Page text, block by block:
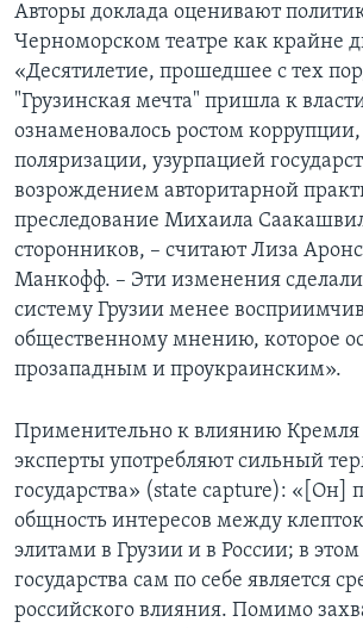
Авторы доклада оценивают
Черноморском театре как крайне
«Десятилетие, прошедшее с тех
"Грузинская мечта" пришла к
ознаменовалось ростом
поляризации, узурпацией
возрождением авторитарной
преследование Михаила
сторонников, – считают Лиза
Манкофф. – Эти изменения
систему Грузии менее
общественному мнению, которое
прозападным и проукраинским».
Применительно к влиянию Кремля
эксперты употребляют сильный
государства» (state capture): «[Он]
общность интересов между
элитами в Грузии и в России; в
государства сам по себе является
российского влияния. Помимо